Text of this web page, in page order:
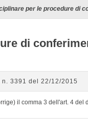
per le procedure di
di
3391 del 22/12/2015
il comma 3 dell'art. 4 del